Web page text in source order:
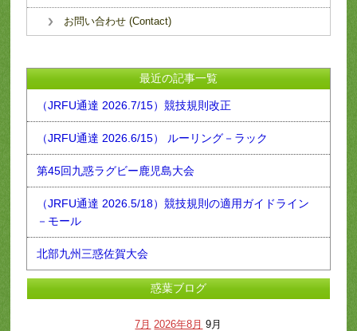
お問い合わせ (Contact)
最近の記事一覧
（JRFU通達 2026.7/15）競技規則改正
（JRFU通達 2026.6/15） ルーリング－ラック
第45回九惑ラグビー鹿児島大会
（JRFU通達 2026.5/18）競技規則の適用ガイドライン
－モール
北部九州三惑佐賀大会
惑葉ブログ
7月 2026年8月 9月